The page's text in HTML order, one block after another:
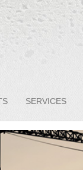
SERVICES